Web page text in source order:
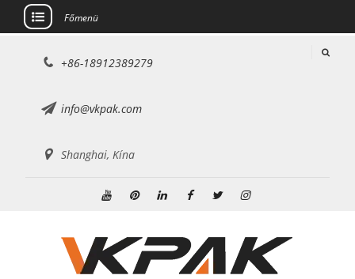
Főmenü
+86-18912389279
info@vkpak.com
Shanghai, Kína